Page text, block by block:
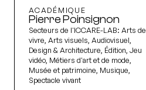
ACADÉMIQUE
Pierre Poinsignon
Secteurs de l'ICCARE-LAB: Arts de
vivre, Arts visuels, Audiovisuel,
Design & Architecture, Édition, Jeu
vidéo, Métiers d'art et de mode,
Musée et patrimoine, Musique,
Spectacle vivant